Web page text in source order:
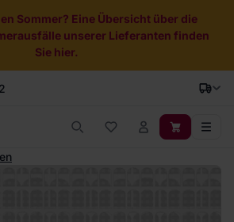
Sommer? Eine Übersicht über die
unserer Lieferanten finden
Sie hier.